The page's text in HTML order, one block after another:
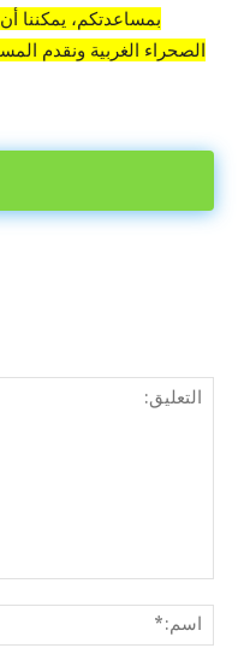
بمساعدتكم، يمكننا
الصحراء الغربية ونقدم